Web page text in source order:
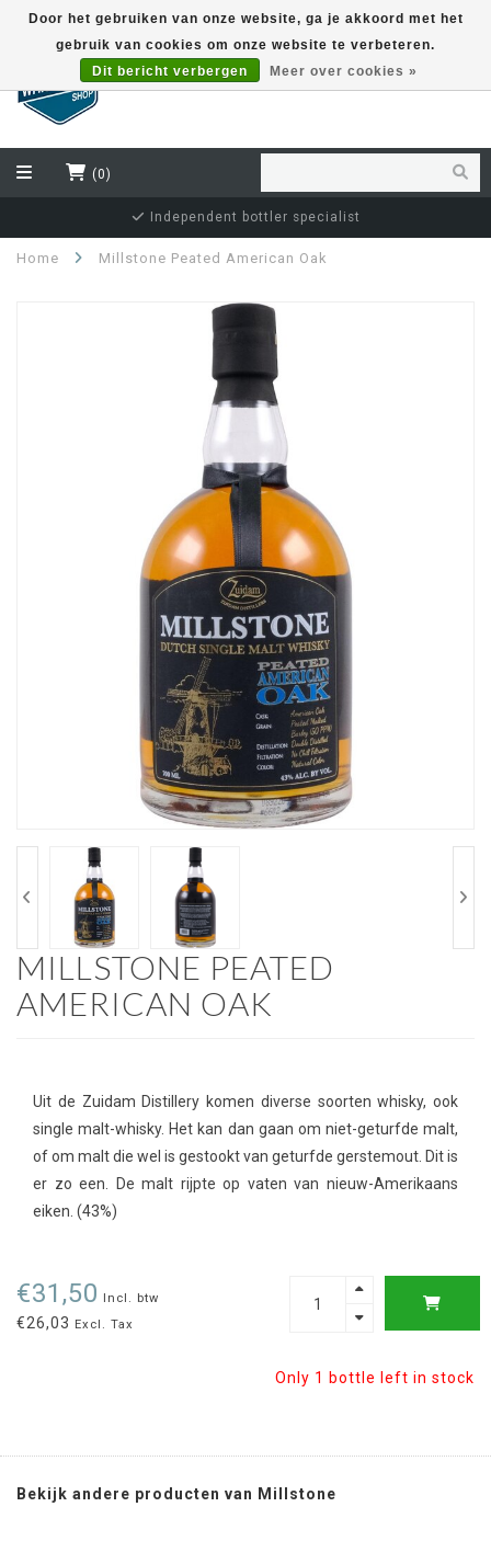
(0)
Independent bottler specialist
Home Millstone Peated American Oak
MILLSTONE PEATED
AMERICAN OAK
Uit de Zuidam Distillery komen diverse soorten whisky, ook
single malt-whisky. Het kan dan gaan om niet-geturfde malt,
of om malt die wel is gestookt van geturfde gerstemout. Dit is
er zo een. De malt rijpte op vaten van nieuw-Amerikaans
eiken. (43%)
€31,50 Incl. btw
€26,03 Excl. Tax
Only 1 bottle left in stock
Bekijk andere producten van Millstone
Door het gebruiken van onze website, ga je akkoord met het
gebruik van cookies om onze website te verbeteren.
Dit bericht verbergen
Meer over cookies »